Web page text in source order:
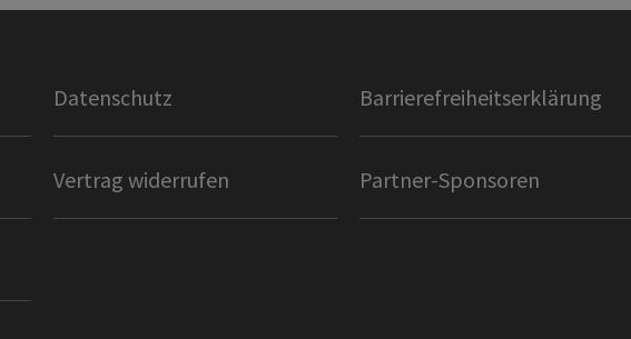
Datenschutz Barrierefreiheitserklärung
Vertrag widerrufen Partner-Sponsoren